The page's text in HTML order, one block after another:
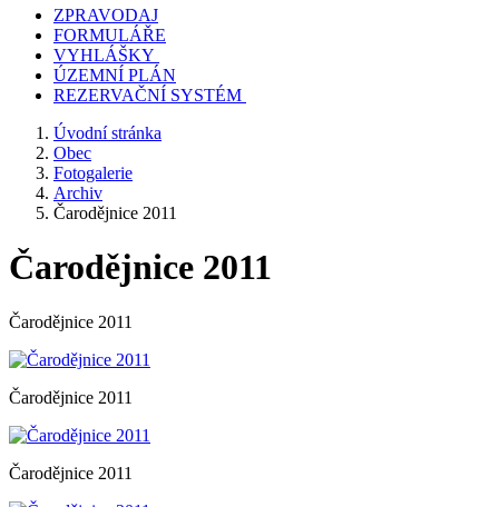
ZPRAVODAJ
FORMULÁŘE
VYHLÁŠKY
ÚZEMNÍ PLÁN
REZERVAČNÍ SYSTÉM
Úvodní stránka
Obec
Fotogalerie
Archiv
Čarodějnice 2011
Čarodějnice 2011
Čarodějnice 2011
Čarodějnice 2011
Čarodějnice 2011